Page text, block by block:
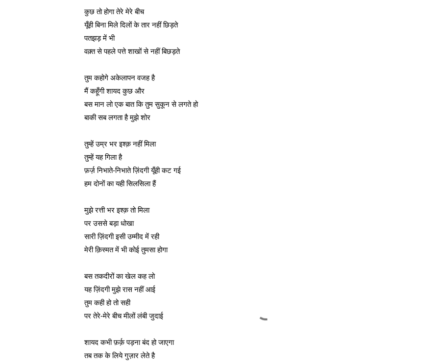
कुछ तो होगा तेरे मेरे बीच
यूँही बिना मिले दिलों के तार नहीं छिड़ते
पतझड़ में भी
वक़्त से पहले पत्ते शाखों से नहीं बिछड़ते
तुम कहोगे अकेलापन वजह है
मैं कहूँगी शायद कुछ और
बस मान लो एक बात कि तुम सुकून से लगते हो
बाकी सब लगता है मुझे शोर
तुम्हें उम्र भर इश्क़ नहीं मिला
तुम्हें यह गिला है
फ़र्ज़ निभाते-निभाते ज़िंदगी यूँही कट गई
हम दोनों का यही सिलसिला हैं
मुझे रत्ती भर इश्क़ तो मिला
पर उससे बड़ा धोखा
सारी ज़िंदगी इसी उम्मीद में रही
मेरी क़िस्मत में भी कोई तुमसा होगा
बस तकदीरों का खेल कह लो
यह ज़िंदगी मुझे रास नहीं आई
तुम कही हो तो सही
पर तेरे-मेरे बीच मीलों लंबी जुदाई
शायद कभी फ़र्क़ पड़ना बंद हो जाएगा
तब तक के लिये गुज़ार लेते है